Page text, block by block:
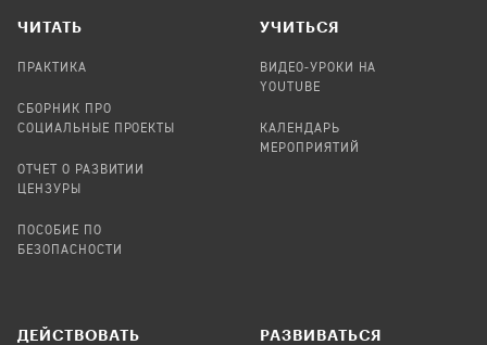
ЧИТАТЬ
ПРАКТИКА
СБОРНИК ПРО
СОЦИАЛЬНЫЕ ПРОЕКТЫ
ОТЧЕТ О РАЗВИТИИ
ЦЕНЗУРЫ
ПОСОБИЕ ПО
БЕЗОПАСНОСТИ
УЧИТЬСЯ
ВИДЕО-УРОКИ НА
YOUTUBE
КАЛЕНДАРЬ
МЕРОПРИЯТИЙ
ДЕЙСТВОВАТЬ РАЗВИВАТЬСЯ